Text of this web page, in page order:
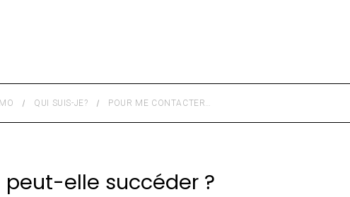
QUI SUIS-JE? POUR ME CONTACTER…
peut-elle succéder ?